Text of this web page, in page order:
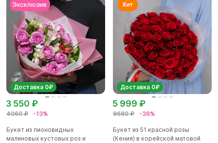
Доставка 0₽
4060 ₽ -13%
3 550 ₽
Букет из пионовидных
малиновых кустовых роз и
Доставка 0₽
9690 ₽ -38%
5 999 ₽
Букет из 51 красной розы
(Кения) в корейской матовой